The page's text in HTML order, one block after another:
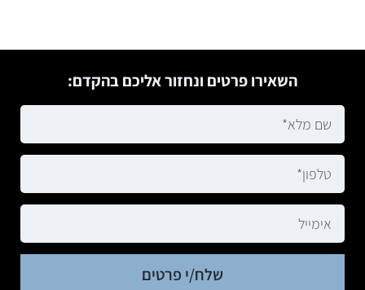
השאירו פרטים ונחזור אליכם בהקדם:
שלח/י פרטים